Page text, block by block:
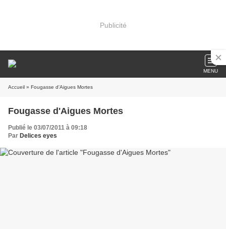
Publicité
MENU
Accueil » Fougasse d'Aigues Mortes
Fougasse d'Aigues Mortes
Publié le 03/07/2011 à 09:18
Par Delices eyes